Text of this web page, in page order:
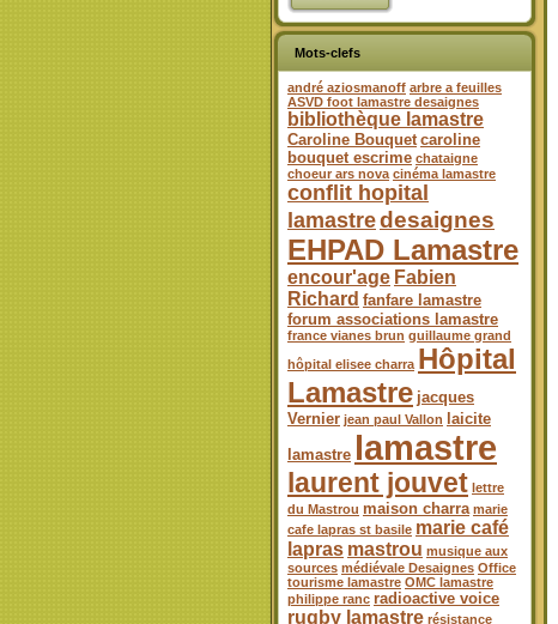
Mots-clefs
andré aziosmanoff arbre a feuilles
ASVD foot lamastre desaignes
bibliothèque lamastre
Caroline Bouquet caroline
bouquet escrime chataigne
choeur ars nova cinéma lamastre
conflit hopital
lamastredesaignes
EHPAD Lamastre
encour'age Fabien
Richard fanfare lamastre
forum associations lamastre
france vianes brun guillaume grand
hôpital elisee charra Hôpital
Lamastre jacques
Vernier jean paul Vallon
laicite
lamastre lamastre
laurent jouvet lettre
du Mastrou maison charra marie
cafe lapras st basile marie café
lapras mastrou musique aux
sources médiévale Desaignes Office
tourisme lamastre OMC lamastre
philippe ranc radioactive voice
rugby lamastre résistance